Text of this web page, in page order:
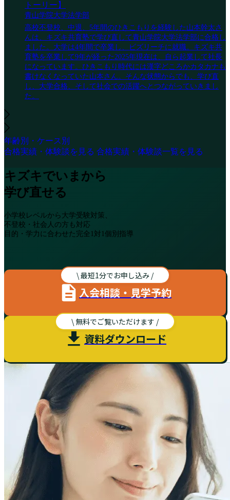
トーリー】
青山学院大学法学部
高校不登校、中退、5年間のひきこもりを経験した山本幹太さ
んは、キズキ共育塾で学び直して青山学院大学法学部に合格し
ました。大学は4年間で卒業し、ビズリーチに就職。キズキ共
育塾を卒業して9年が経った2025年現在は、自ら起業して社長
になっています。ひきこもり時代には漢字どころかカタカナも
書けなくなっていた山本さん。そんな状態からでも、学び直
し、大学合格、そして社会での活躍へとつながっていきまし
た。
年齢別・ケース別
合格実績・体験談を見る 合格実績・体験談一覧を見る
キズキでいまから
学び直せる
小学校レベルから大学受験対策、
不登校・社会人の方も対応
目的・学力に合わせた完全1対1個別指導
\ 最短1分でお申し込み /
入会相談・見学予約
\ 無料でご覧いただけます /
資料ダウンロード